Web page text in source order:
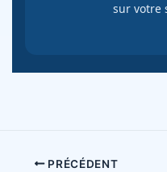
sur votre
PRÉCÉDENT